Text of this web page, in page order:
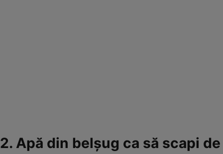
2. Apă din belşug ca să scapi